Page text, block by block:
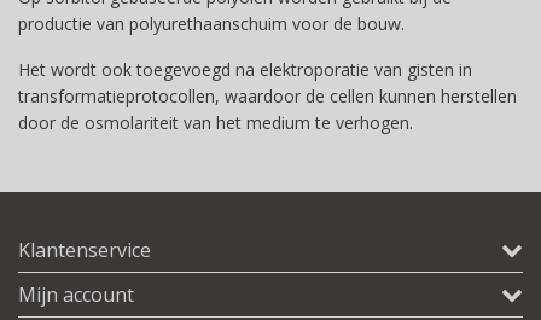
productie van polyurethaanschuim voor de bouw.
Het wordt ook toegevoegd na elektroporatie van gisten in
transformatieprotocollen, waardoor de cellen kunnen herstellen
door de osmolariteit van het medium te verhogen.
Klantenservice
Mijn account